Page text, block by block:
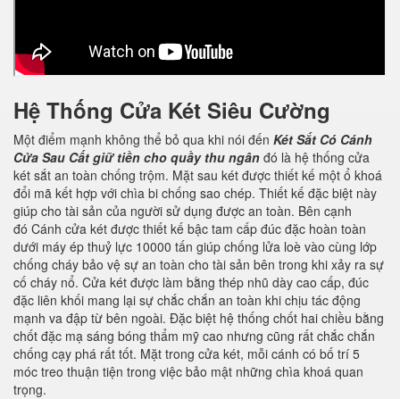
Hệ Thống Cửa Két Siêu Cường
Một điểm mạnh không thể bỏ qua khi nói đến Két Sắt Có Cánh
Cửa Sau Cất giữ tiền cho quầy thu ngân đó là hệ thống cửa
két sắt an toàn chống trộm. Mặt sau két được thiết kế một ổ khoá
đổi mã kết hợp với chìa bi chống sao chép. Thiết kế đặc biệt này
giúp cho tài sản của người sử dụng được an toàn. Bên cạnh
đó Cánh cửa két được thiết kế bậc tam cấp đúc đặc hoàn toàn
dưới máy ép thuỷ lực 10000 tấn giúp chống lửa loè vào cùng lớp
chống cháy bảo vệ sự an toàn cho tài sản bên trong khi xảy ra sự
cố cháy nổ. Cửa két được làm bằng thép nhũ dày cao cấp, đúc
đặc liên khối mang lại sự chắc chắn an toàn khi chịu tác động
mạnh va đập từ bên ngoài. Đặc biệt hệ thống chốt hai chiều bằng
chốt đặc mạ sáng bóng thẩm mỹ cao nhưng cũng rất chắc chắn
chống cạy phá rất tốt. Mặt trong cửa két, mỗi cánh có bố trí 5
móc treo thuận tiện trong việc bảo mật những chìa khoá quan
trọng.